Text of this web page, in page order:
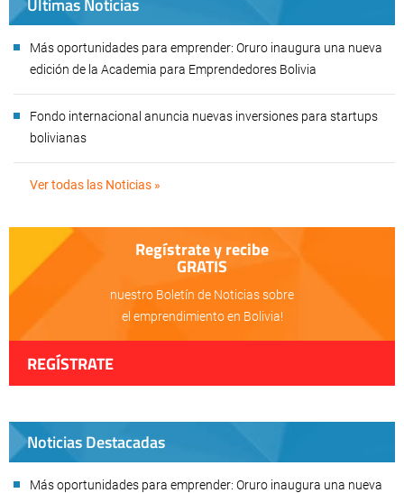
Últimas Noticias
Más oportunidades para emprender: Oruro inaugura una nueva
edición de la Academia para Emprendedores Bolivia
Fondo internacional anuncia nuevas inversiones para startups
bolivianas
Ver todas las Noticias »
Regístrate y recibe
GRATIS
nuestro Boletín de Noticias sobre
el emprendimiento en Bolivia!
REGÍSTRATE
Noticias Destacadas
Más oportunidades para emprender: Oruro inaugura una nueva